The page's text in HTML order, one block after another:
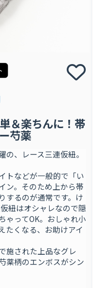
＆楽ちんに！帯
芍薬
、レース三連仮紐。
トなどが一般的で「い
ン。そのため上から帯
するのが通常です。け
紐はオシャレなので隠
ゃってOK。おしゃれ小
たくなる、お助けアイ
施された上品なグレ
薬柄のエンボスがシン